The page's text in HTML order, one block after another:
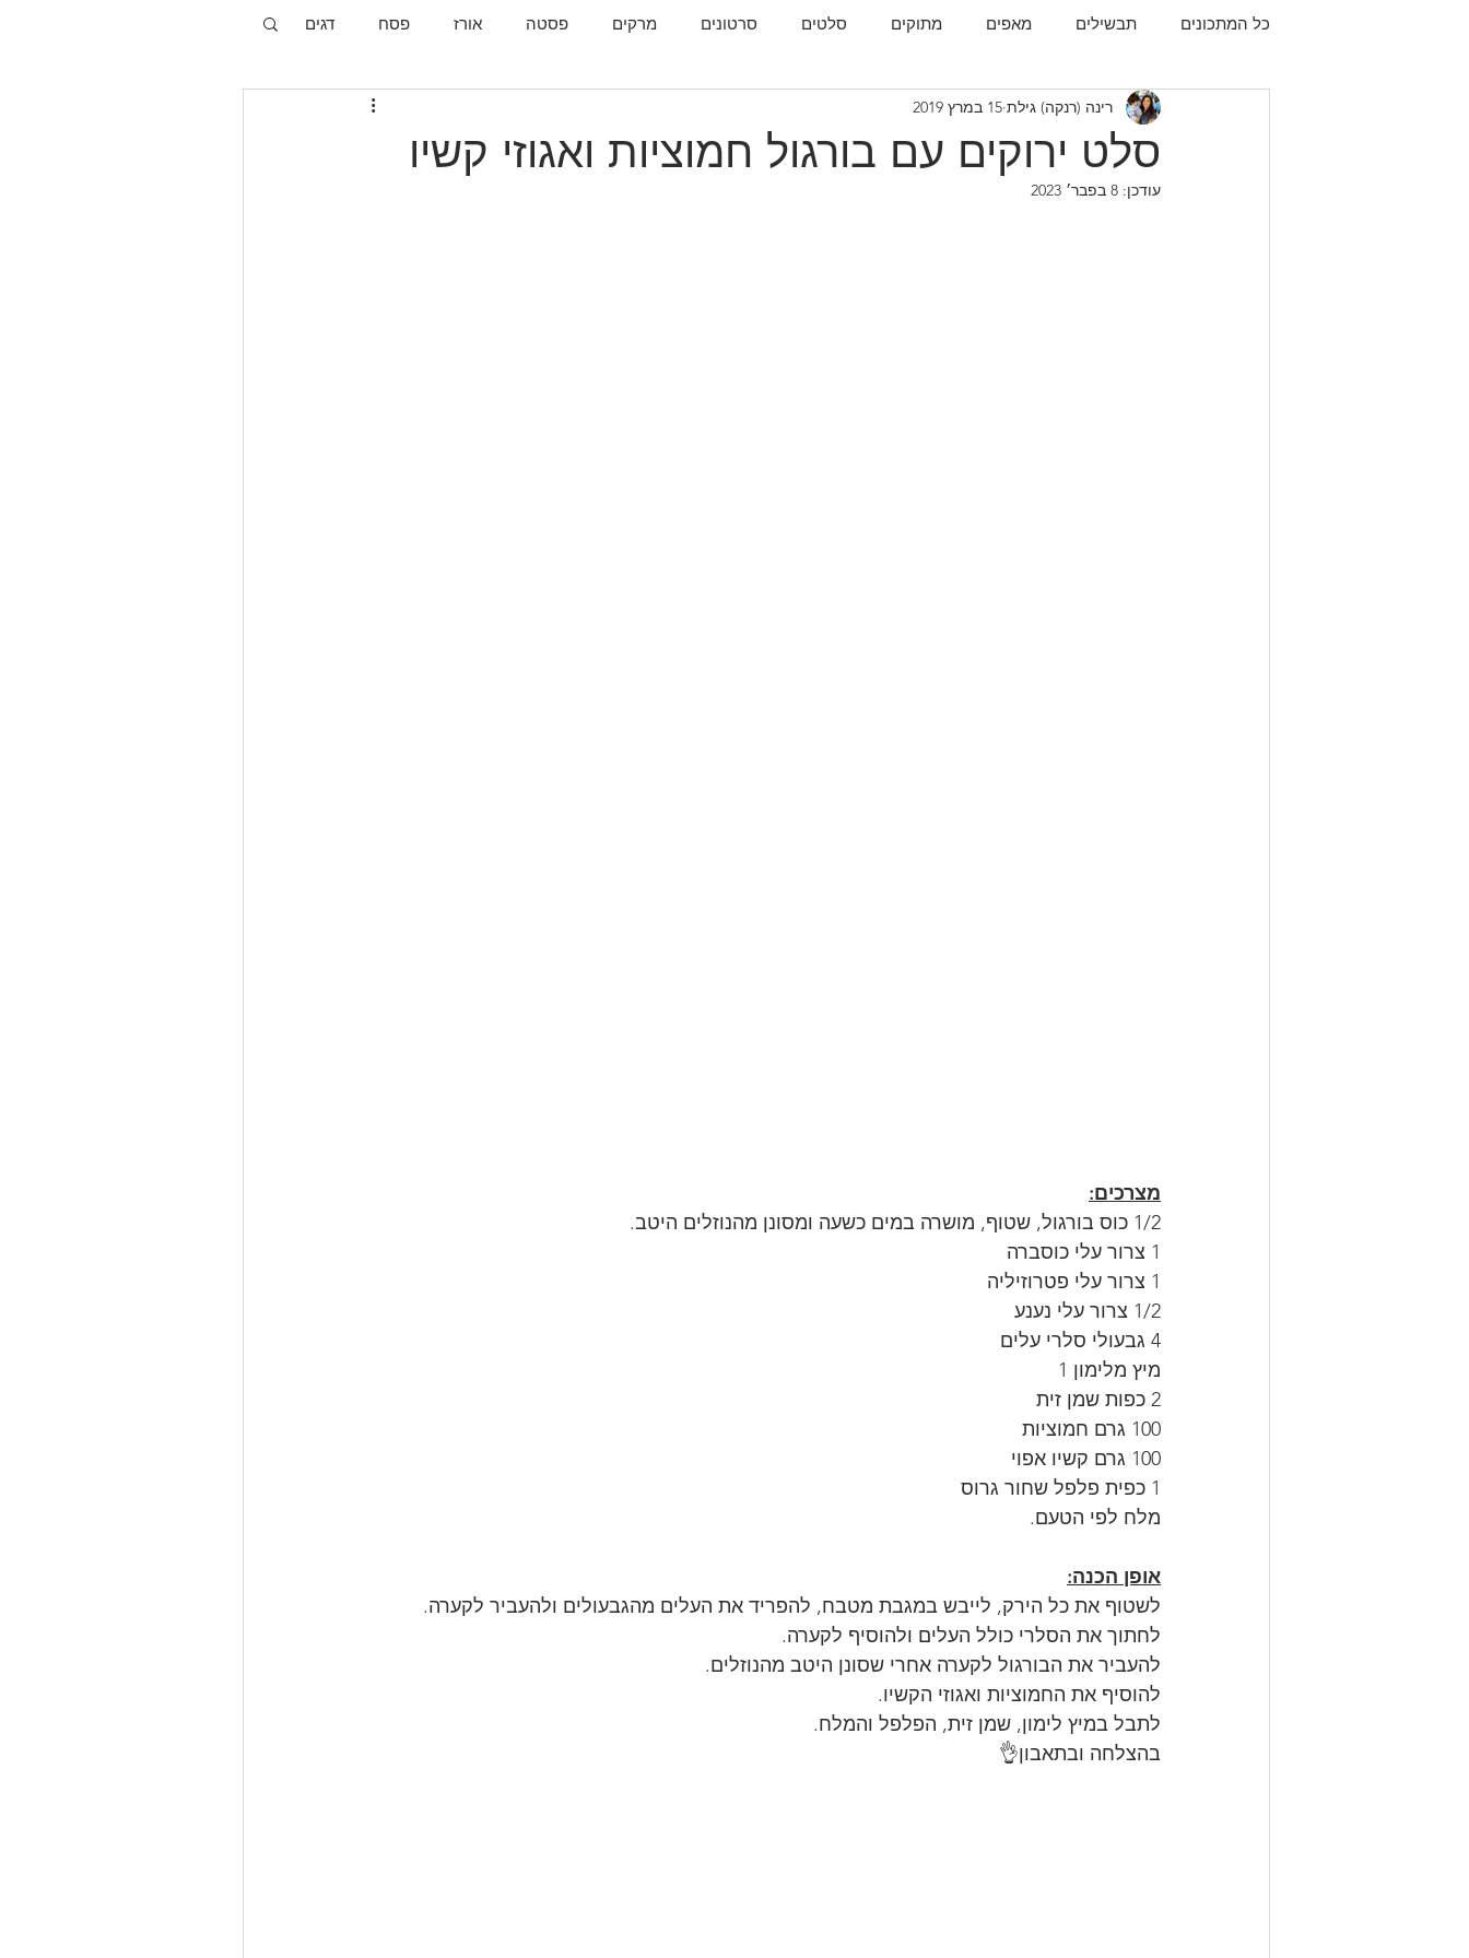
כל המתכונים תבשילים מאפים מתוקים סלטים סרטונים מרקים פסטה אורז פסח דגים
תפו"א עוף עוגות
סלט ירוקים עם בורגול חמוציות ואגוזי קשיו
רינה (רנקה) גילת 15 במרץ 2019
עודכן: 8 בפבר׳ 2023
מצרכים:
1/2 כוס בורגול, שטוף, מושרה במים כשעה ומסונן מהנוזלים היטב.
1 צרור עלי כוסברה
1 צרור עלי פטרוזיליה
1/2 צרור עלי נענע
4 גבעולי סלרי עלים
מיץ מלימון 1
2 כפות שמן זית
100 גרם חמוציות
100 גרם קשיו אפוי
1 כפית פלפל שחור גרוס
מלח לפי הטעם.
אופן הכנה:
לשטוף את כל הירק, לייבש במגבת מטבח, להפריד את העלים מהגבעולים ולהעביר לקערה.
לחתוך את הסלרי כולל העלים ולהוסיף לקערה.
להעביר את הבורגול לקערה אחרי שסונן היטב מהנוזלים.
להוסיף את החמוציות ואגוזי הקשיו.
לתבל במיץ לימון, שמן זית, הפלפל והמלח.
בהצלחה ובתאבון👌